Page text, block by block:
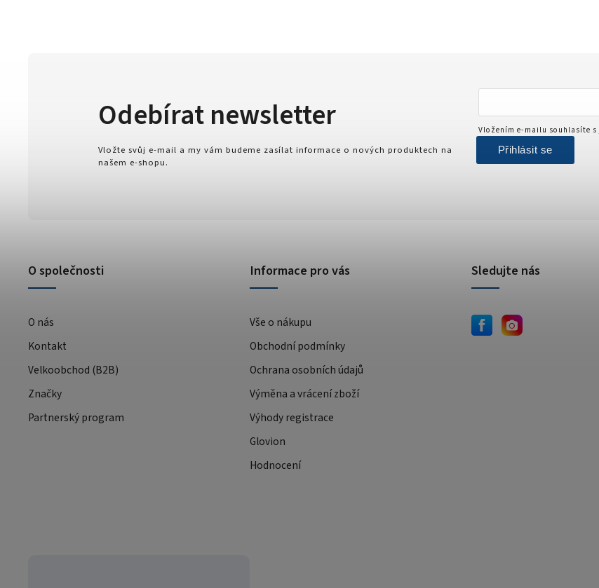
O společnosti
O nás
Kontakt
Velkoobchod (B2B)
Značky
Partnerský program
Informace pro vás
Vše o nákupu
Obchodní podmínky
Ochrana osobních údajů
Výměna a vrácení zboží
Výhody registrace
Glovion
Hodnocení
Odebírat newsletter
Vložte svůj e-mail a my vám budeme zasílat informace o nových produktech na
našem e-shopu.
Vložením e-mailu souhlasíte s
Přihlásit se
Sledujte nás